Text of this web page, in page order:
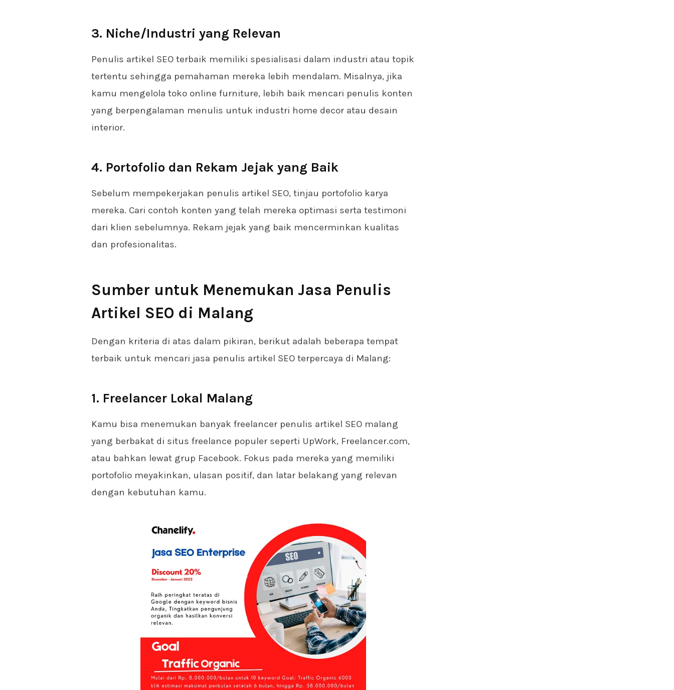
3. Niche/Industri yang Relevan
Penulis artikel SEO terbaik memiliki spesialisasi dalam industri atau topik
tertentu sehingga pemahaman mereka lebih mendalam. Misalnya, jika
kamu mengelola toko online furniture, lebih baik mencari penulis konten
yang berpengalaman menulis untuk industri home decor atau desain
interior.
4. Portofolio dan Rekam Jejak yang Baik
Sebelum mempekerjakan penulis artikel SEO, tinjau portofolio karya
mereka. Cari contoh konten yang telah mereka optimasi serta testimoni
dari klien sebelumnya. Rekam jejak yang baik mencerminkan kualitas
dan profesionalitas.
Sumber untuk Menemukan Jasa Penulis
Artikel SEO di Malang
Dengan kriteria di atas dalam pikiran, berikut adalah beberapa tempat
terbaik untuk mencari jasa penulis artikel SEO terpercaya di Malang:
1. Freelancer Lokal Malang
Kamu bisa menemukan banyak freelancer penulis artikel SEO malang
yang berbakat di situs freelance populer seperti UpWork, Freelancer.com,
atau bahkan lewat grup Facebook. Fokus pada mereka yang memiliki
portofolio meyakinkan, ulasan positif, dan latar belakang yang relevan
dengan kebutuhan kamu.